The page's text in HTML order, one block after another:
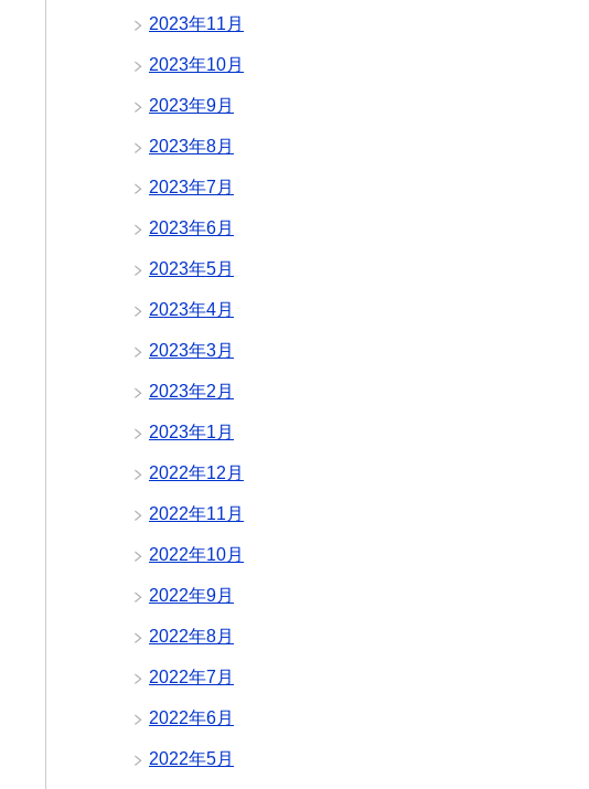
2023年11月
2023年10月
2023年9月
2023年8月
2023年7月
2023年6月
2023年5月
2023年4月
2023年3月
2023年2月
2023年1月
2022年12月
2022年11月
2022年10月
2022年9月
2022年8月
2022年7月
2022年6月
2022年5月